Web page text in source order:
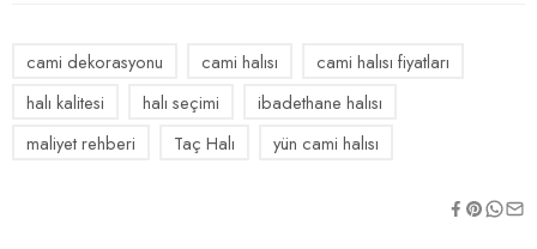
cami dekorasyonu cami halısı
cami halısı fiyatları
halı kalitesi
halı seçimi
ibadethane halısı
maliyet rehberi
Taç Halı yün cami halısı